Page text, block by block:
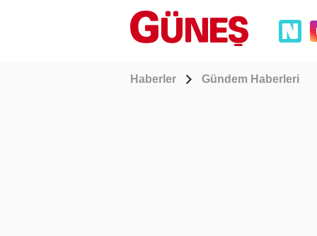
Haberler Gündem Haberleri